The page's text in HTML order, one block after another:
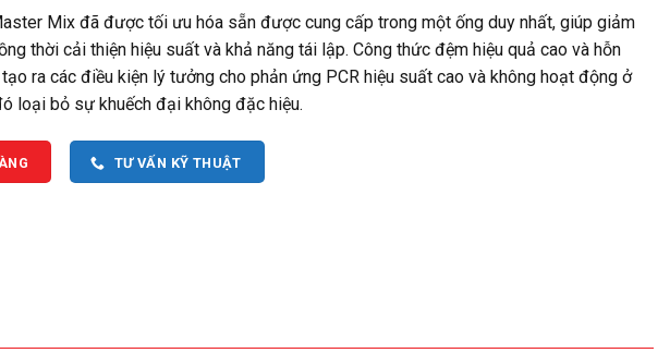
Mix đã được tối ưu hóa sẵn được cung cấp trong một ống duy nhất, giúp giảm
thời cải thiện hiệu suất và khả năng tái lập. Công thức đệm hiệu quả cao và hỗn
ra các điều kiện lý tưởng cho phản ứng PCR hiệu suất cao và không hoạt động ở
loại bỏ sự khuếch đại không đặc hiệu.
TƯ VẤN KỸ THUẬT